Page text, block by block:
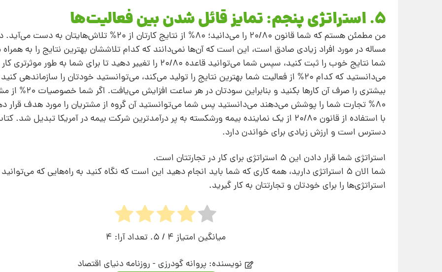
۵. استراتژی پنجم: تمایز قائل شدن بین فعالیت‌ها
من مطمئن هستم که شما قانون ۲۰/۸۰ را می‌دانید؛ ۸۰% از نتایج کارتان از ۲۰%
مساله در مورد افراد زیادی صادق است، این است که آن‌ها نمی‌دانند که کدام تلاششان بهترین نتایج را به همراه
شما نتایج خوب را ثبت کنید، سپس شما می‌توانید قاعده ۲۰/۸۰ را تغییر دهید تا برای شما به
می‌دانستید که کدام ۲۰% از فعالیت شما بهترین نتایج را تولید می‌کند، می‌توانستید خودتان را سازماندهی
بیشتری را صرف آن کارها بکنید و
۸۰% تجارت شما را پوشش می‌دهند می‌دانستید پس شما می‌توانستید آن گروه از مشتریان را مورد هدف قرار
با استفاده از قانون ۲۰/۸۰ از یک نماینده بیمه ورشکسته به پر درآمدترین شرکت بیمه در آمریکا تبدیل شد.
دسترس است و ارزش زیادی برای خواندن دارد.
استراتژی شما قرار دادن این ۵ استراتژی برای کار در تجارتتان است.
شما الان ۵ استراتژی دارید، همه کاری که شما باید انجام دهید این است که نگاه کنید به راه‌هایی که
استراتژی‌ها را برای خودتان و تجارتتان به کار گیرید.
میانگین امتیاز 4 / 5. تعداد آرا:
4
نویسنده: پروانه گودرزی - روزنامه دنیای اقتصاد